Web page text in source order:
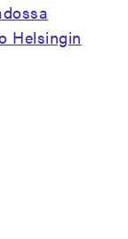
Helsingin